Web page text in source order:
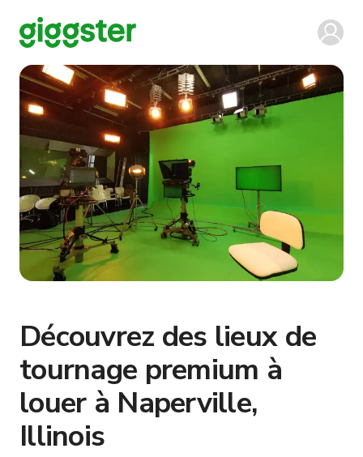
Découvrez des lieux de
tournage premium à
louer à Naperville,
Illinois